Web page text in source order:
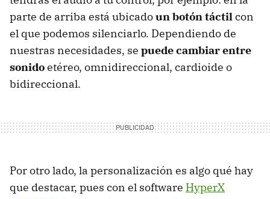
parte de arriba está ubicadoun botón táctilcon
el que podemos silenciarlo. Dependiendo de
nuestras necesidades, se puede cambiar entre
sonidoetéreo, omnidireccional, cardioide o
bidireccional.
Por otro lado, la personalización es algo qué hay
que destacar, pues con el software HyperX